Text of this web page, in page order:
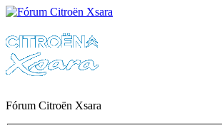
Fórum Citroën Xsara